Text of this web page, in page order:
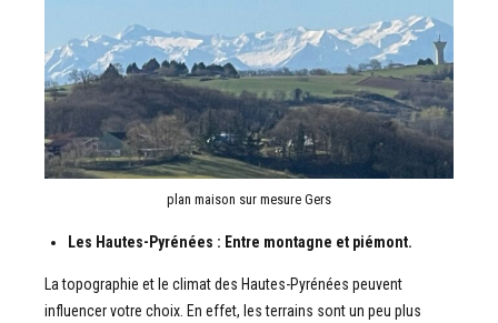
plan maison sur mesure Gers
Les Hautes-Pyrénées : Entre montagne et piémont.
La topographie et le climat des Hautes-Pyrénées peuvent
influencer votre choix. En effet, les terrains sont un peu plus